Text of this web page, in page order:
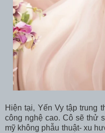
Hiện tại, Yến Vy tập trung
công nghệ cao. Cô sẽ thử
mỹ không phẫu thuật- xu